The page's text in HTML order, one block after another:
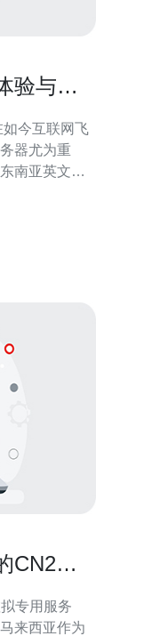
验与建
器尤为重
南亚英文服
CN2
专用服务
来西亚作为